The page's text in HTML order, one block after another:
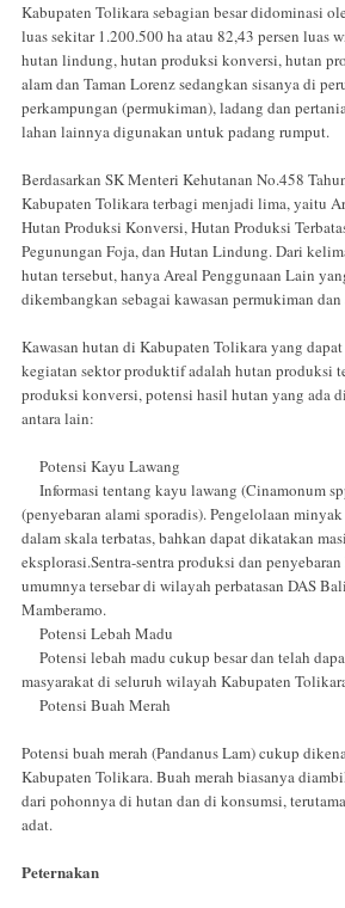
Kabupaten Tolikara sebagian besar didominasi
luas sekitar 1.200.500 ha atau 82,43 persen luas
hutan lindung, hutan produksi konversi, hutan
alam dan Taman Lorenz sedangkan sisanya di
perkampungan (permukiman), ladang dan
lahan lainnya digunakan untuk padang rumput.
Berdasarkan SK Menteri Kehutanan No.458
Kabupaten Tolikara terbagi menjadi lima, yaitu
Hutan Produksi Konversi, Hutan Produksi
Pegunungan Foja, dan Hutan Lindung. Dari
hutan tersebut, hanya Areal Penggunaan Lain
dikembangkan sebagai kawasan permukiman
Kawasan hutan di Kabupaten Tolikara yang
kegiatan sektor produktif adalah hutan produksi
produksi konversi, potensi hasil hutan yang ada
antara lain:
Potensi Kayu Lawang
Informasi tentang kayu lawang (Cinamonum
(penyebaran alami sporadis). Pengelolaan
dalam skala terbatas, bahkan dapat dikatakan
eksplorasi.Sentra-sentra produksi dan
umumnya tersebar di wilayah perbatasan DAS
Mamberamo.
Potensi Lebah Madu
Potensi lebah madu cukup besar dan telah
masyarakat di seluruh wilayah Kabupaten
Potensi Buah Merah
Potensi buah merah (Pandanus Lam) cukup
Kabupaten Tolikara. Buah merah biasanya
dari pohonnya di hutan dan di konsumsi,
adat.
Peternakan